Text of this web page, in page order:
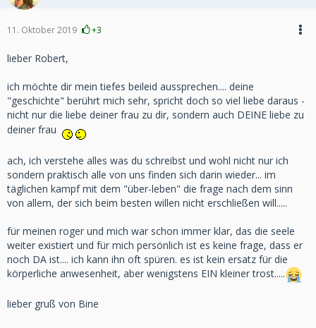
11. Oktober 2019 +3
lieber Robert,
ich möchte dir mein tiefes beileid aussprechen.... deine
"geschichte" berührt mich sehr, spricht doch so viel liebe daraus -
nicht nur die liebe deiner frau zu dir, sondern auch DEINE liebe zu
deiner frau
ach, ich verstehe alles was du schreibst und wohl nicht nur ich
sondern praktisch alle von uns finden sich darin wieder... im
täglichen kampf mit dem "über-leben" die frage nach dem sinn
von allem, der sich beim besten willen nicht erschließen will.....
für meinen roger und mich war schon immer klar, das die seele
weiter existiert und für mich persönlich ist es keine frage, dass er
noch DA ist.... ich kann ihn oft spüren. es ist kein ersatz für die
körperliche anwesenheit, aber wenigstens EIN kleiner trost.....
lieber gruß von Bine